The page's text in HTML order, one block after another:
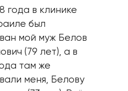
года в клинике
был
мой муж Белов
(79 лет), а в
там же
меня, Белову